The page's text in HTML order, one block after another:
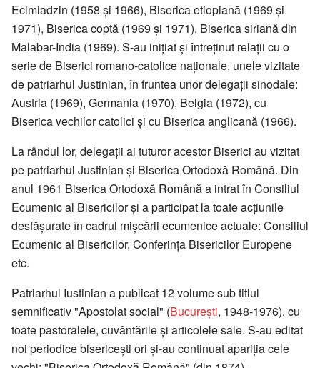
Ecimiadzin (1958 și 1966), Biserica etiopiană (1969 și
1971), Biserica coptă (1969 și 1971), Biserica siriană din
Malabar-India (1969). S-au inițiat și întreținut relații cu o
serie de Biserici romano-catolice naționale, unele vizitate
de patriarhul Justinian, în fruntea unor delegații sinodale:
Austria (1969), Germania (1970), Belgia (1972), cu
Biserica vechilor catolici și cu Biserica anglicană (1966).
La rândul lor, delegații ai tuturor acestor Biserici au vizitat
pe patriarhul Justinian și Biserica Ortodoxă Română. Din
anul 1961 Biserica Ortodoxă Română a intrat în Consiliul
Ecumenic al Bisericilor și a participat la toate acțiunile
desfășurate în cadrul mișcării ecumenice actuale: Consiliul
Ecumenic al Bisericilor, Conferința Bisericilor Europene
etc.
Patriarhul Iustinian a publicat 12 volume sub titlul
semnificativ "Apostolat social" (București, 1948-1976), cu
toate pastoralele, cuvântările și articolele sale. S-au editat
noi periodice bisericești ori și-au continuat apariția cele